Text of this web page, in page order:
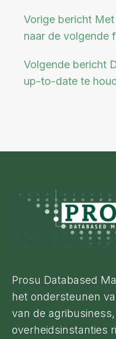
Vorige bericht Met
naar de volgende
Volgende bericht
up-to-date te
Footer
Prosu Databased
het ondersteunen
van de
overheidsinstanties